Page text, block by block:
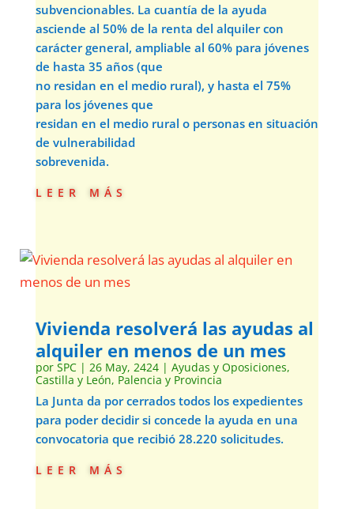
subvencionables. La cuantía de la ayuda
asciende al 50% de la renta del alquiler con
carácter general, ampliable al 60% para jóvenes
de hasta 35 años (que
no residan en el medio rural), y hasta el 75%
para los jóvenes que
residan en el medio rural o personas en situación
de vulnerabilidad
sobrevenida.
leer más
Vivienda resolverá las ayudas al
alquiler en menos de un mes
por SPC| 26 May, 2424| Ayudas y Oposiciones,
Castilla y León, Palencia y Provincia
La Junta da por cerrados todos los expedientes
para poder decidir si concede la ayuda en una
convocatoria que recibió 28.220 solicitudes.
leer más